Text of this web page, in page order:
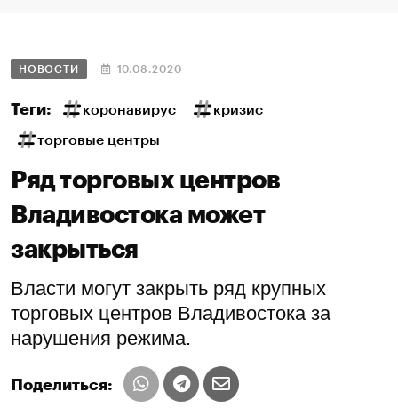
НОВОСТИ 10.08.2020
Теги: коронавирус кризис
торговые центры
Ряд торговых центров
Владивостока может
закрыться
Власти могут закрыть ряд крупных
торговых центров Владивостока за
нарушения режима.
Поделиться: